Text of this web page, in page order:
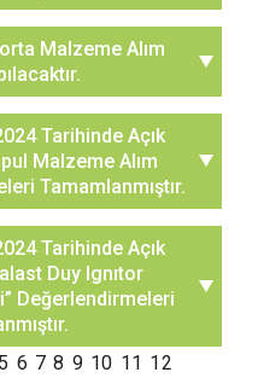
Malzeme Alım
Tarihinde Açık
Malzeme Alım
Tamamlanmıştır.
Tarihinde Açık
Duy Ignıtor
Değerlendirmeleri
5 6 7 8 9 10 11 12